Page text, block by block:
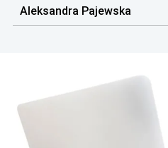
Aleksandra Pajewska